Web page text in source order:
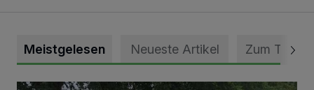
Meistgelesen Neueste Artikel Zum Thema